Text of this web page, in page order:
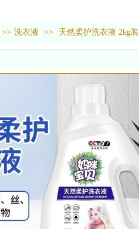
>> 洗衣液 >> 天然柔护洗衣液 2kg装